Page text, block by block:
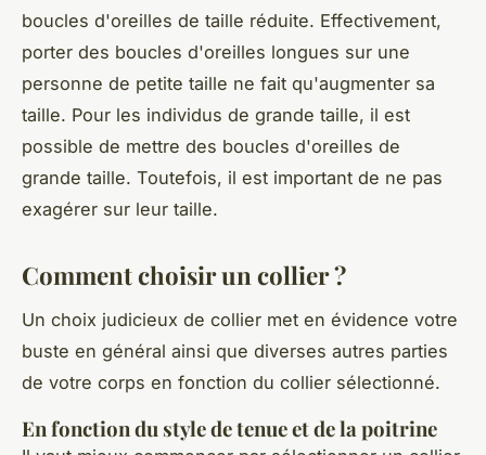
boucles d'oreilles de taille réduite. Effectivement,
porter des boucles d'oreilles longues sur une
personne de petite taille ne fait qu'augmenter sa
taille. Pour les individus de grande taille, il est
possible de mettre des boucles d'oreilles de
grande taille. Toutefois, il est important de ne pas
exagérer sur leur taille.
Comment choisir un collier ?
Un choix judicieux de collier met en évidence votre
buste en général ainsi que diverses autres parties
de votre corps en fonction du collier sélectionné.
En fonction du style de tenue et de la poitrine